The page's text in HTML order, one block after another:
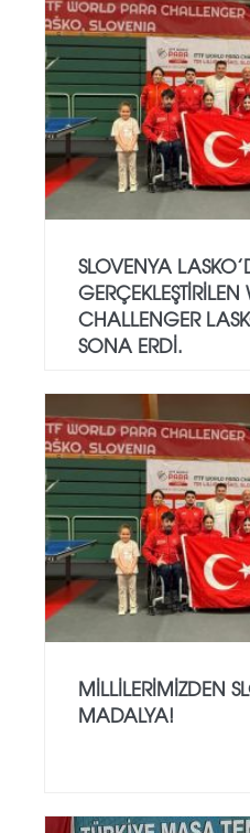
SLOVENYA
CHALLENGER
SONA ERDI.
MILLILERIMIZDEN
MADALYA!